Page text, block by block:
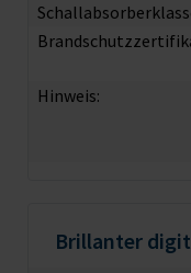
Hinweis:
Brillanter